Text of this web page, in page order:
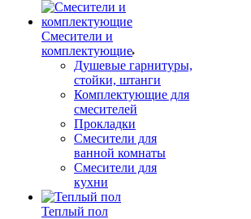
Смесители и
комплектующие
Душевые гарнитуры,
стойки, штанги
Комплектующие для
смесителей
Прокладки
Смесители для
ванной комнаты
Смесители для
кухни
Теплый пол